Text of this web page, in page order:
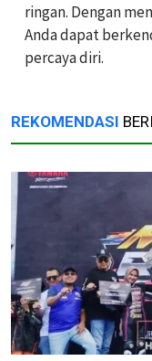
ringan. Dengan
Anda dapat
percaya diri.
REKOMENDASI